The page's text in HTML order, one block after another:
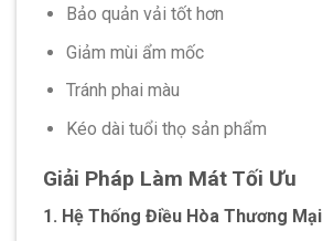
Bảo quản vải tốt hơn
Giảm mùi ẩm mốc
Tránh phai màu
Kéo dài tuổi thọ sản phẩm
Giải Pháp Làm Mát Tối Ưu
1. Hệ Thống Điều Hòa Thương Mại